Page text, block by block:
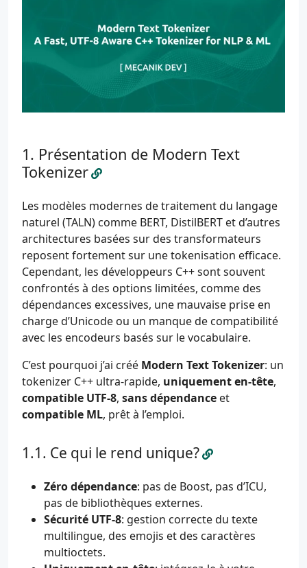
Présentation de Modern Text
Tokenizer
Les modèles modernes de traitement du langage
naturel (TALN) comme BERT, DistilBERT et d’autres
architectures basées sur des transformateurs
reposent fortement sur une tokenisation efficace.
Cependant, les développeurs C++ sont souvent
confrontés à des options limitées, comme des
dépendances excessives, une mauvaise prise en
charge d’Unicode ou un manque de compatibilité
avec les encodeurs basés sur le vocabulaire.
C’est pourquoi j’ai créé Modern Text Tokenizer: un
tokenizer C++ ultra-rapide, uniquement en-tête,
compatible UTF-8, sans dépendance et
compatible ML, prêt à l’emploi.
Ce qui le rend unique?
Zéro dépendance: pas de Boost, pas d’ICU,
pas de bibliothèques externes.
Sécurité UTF-8: gestion correcte du texte
multilingue, des emojis et des caractères
multioctets.